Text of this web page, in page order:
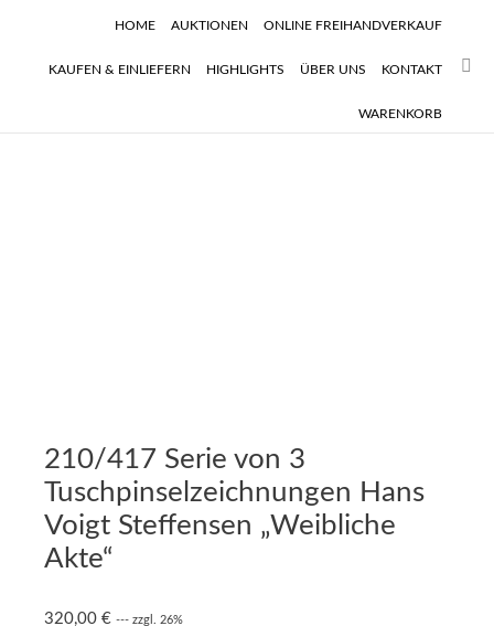
HOME AUKTIONEN ONLINE FREIHANDVERKAUF
KAUFEN & EINLIEFERN HIGHLIGHTS ÜBER UNS KONTAKT
WARENKORB
210/417 Serie von 3
Tuschpinselzeichnungen Hans
Voigt Steffensen „Weibliche
Akte“
320,00 € --- zzgl. 26%